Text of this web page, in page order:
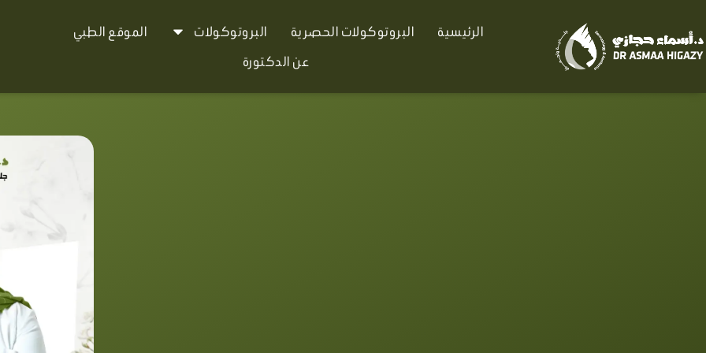
إلى
المحتوى
الرئيسية البروتوكولات الحصرية البروتوكولات
الموقع الطبي
عن الدكتورة